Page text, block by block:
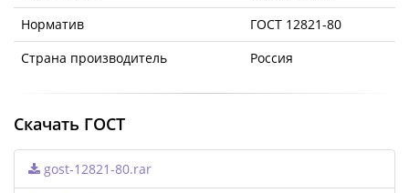
Норматив
ГОСТ 12821-80
Страна производитель
Россия
Скачать ГОСТ
gost-12821-80.rar